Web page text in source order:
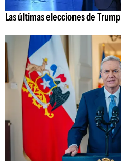
Las últimas elecciones de Trump